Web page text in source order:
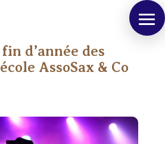
d’année des
AssoSax & Co